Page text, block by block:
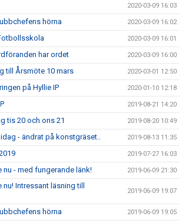
2020-03-09 16:03
hörna 2020-03-09 16:02
2020-03-09 16:01
har ordet 2020-03-09 16:00
till Årsmöte 10 mars 2020-03-01 12:50
på Hyllie IP 2020-01-10 12:18
2019-08-21 14:20
tis 20 och ons 21 2019-08-20 10:49
- ändrat på konstgräset.. 2019-08-13 11:35
2019-07-27 16:03
nu - med fungerande länk! 2019-06-09 21:30
Intressant läsning till
2019-06-09 19:07
hörna 2019-06-09 19:05